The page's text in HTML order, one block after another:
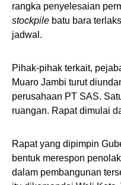
rangka penyelesaian
stockpile batu bara
jadwal.
Pihak-pihak terkait,
Muaro Jambi turut
perusahaan PT SAS.
ruangan. Rapat dimulai
Rapat yang dipimpin
bentuk merespon
dalam pembangunan